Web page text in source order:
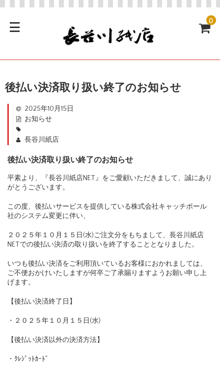
0
後払い決済取り扱い終了のお知らせ
2025年10月15日
お知らせ
長谷川紙店
後払い決済取り扱い終了のお知らせ
平素より、『長谷川紙店NET』をご愛顧いただきまして、誠にあり
がとうございます。
この度、後払いサービスを提供している株式会社キャッチボール
社のシステム変更に伴い、
２０２５年１０月１５日(水)ご注文分をもちまして、長谷川紙店
NETでの後払い決済の取り扱いを終了することとなりました。
いつも後払い決済をご利用頂いているお客様におかれましては、
ご不便おかけいたしますが何卒ご了承賜りますようお願い申し上
げます。
【後払い決済終了日】
・２０２５年１０月１５日(水)
【後払い決済以外の決済方法】
・ｸﾚｼﾞｯﾄｶｰﾄﾞ